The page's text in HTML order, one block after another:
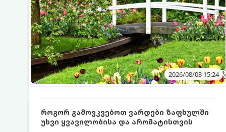
2026/08/03 15:24
როგორ გამოვკვებოთ ვარდები ზაფხულში
უხვი ყვავილობისა და არომატისთვის